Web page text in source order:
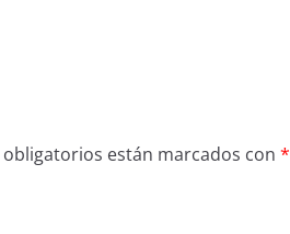
obligatorios están marcados con *